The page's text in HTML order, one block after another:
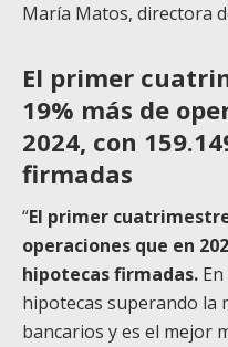
María Matos, directora
El primer
19% más de
2024, con
firmadas
“El primer
operaciones que en
hipotecas firmadas.
hipotecas superando la
bancarios y es el mejor